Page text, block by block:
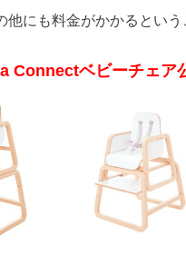
他にも料金がかかるという
Connectベビーチェア